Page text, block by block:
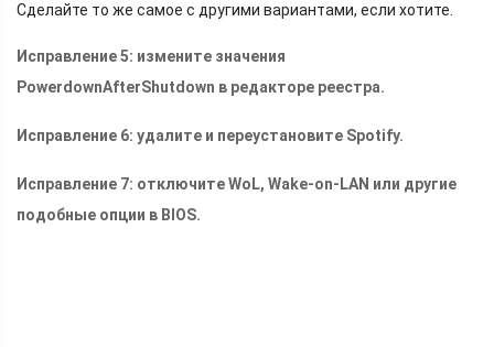
Сделайте то же самое с другими вариантами, если хотите.
Исправление 5: измените значения
PowerdownAfterShutdown в редакторе реестра.
Исправление 6: удалите и переустановите Spotify.
Исправление 7: отключите WoL, Wake-on-LAN или другие
подобные опции в BIOS.